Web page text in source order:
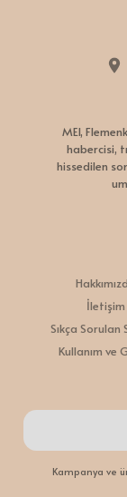
MEI,
habercisi,
hissedilen
İletişim
Sıkça Sorulan
Kullanım ve
Kampanya ve